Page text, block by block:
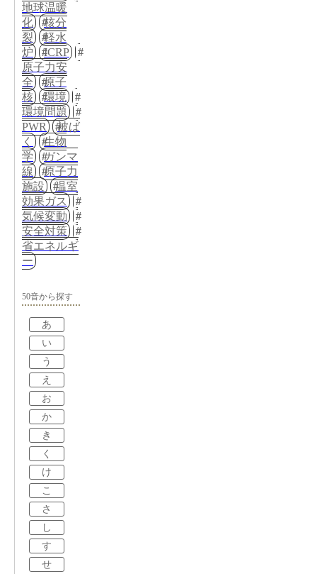
地球温暖
化
核分
裂
軽水
炉
ICRP
原子力安
全
原子
核
環境
環境問題
PWR
被ば
く
生物
学
ガンマ
線
原子力
施設
温室
効果ガス
気候変動
安全対策
省エネルギ
ー
50音から探す
あ
い
う
え
お
か
き
く
け
こ
さ
し
す
せ